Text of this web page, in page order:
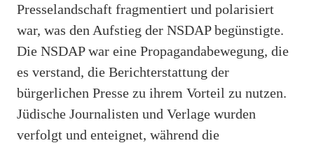
Presselandschaft fragmentiert und polarisiert
war, was den Aufstieg der NSDAP begünstigte.
Die NSDAP war eine Propagandabewegung, die
es verstand, die Berichterstattung der
bürgerlichen Presse zu ihrem Vorteil zu nutzen.
Jüdische Journalisten und Verlage wurden
verfolgt und enteignet, während die